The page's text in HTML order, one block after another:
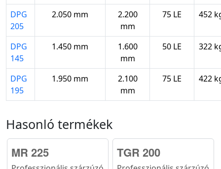
DPG
205
2.050 mm
2.200
mm
75 LE 452
DPG
145
1.450 mm
1.600
mm
50 LE 322
DPG
195
1.950 mm
2.100
mm
75 LE 422
Hasonló termékek
MR 225 TGR 200